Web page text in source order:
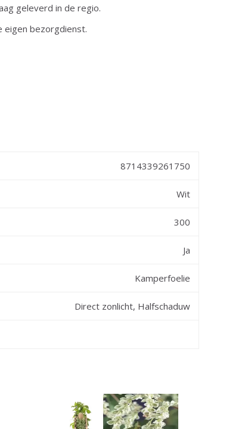
geleverd in de regio.
eigen bezorgdienst.
8714339261750
Wit
300
Ja
Kamperfoelie
Direct zonlicht, Halfschaduw